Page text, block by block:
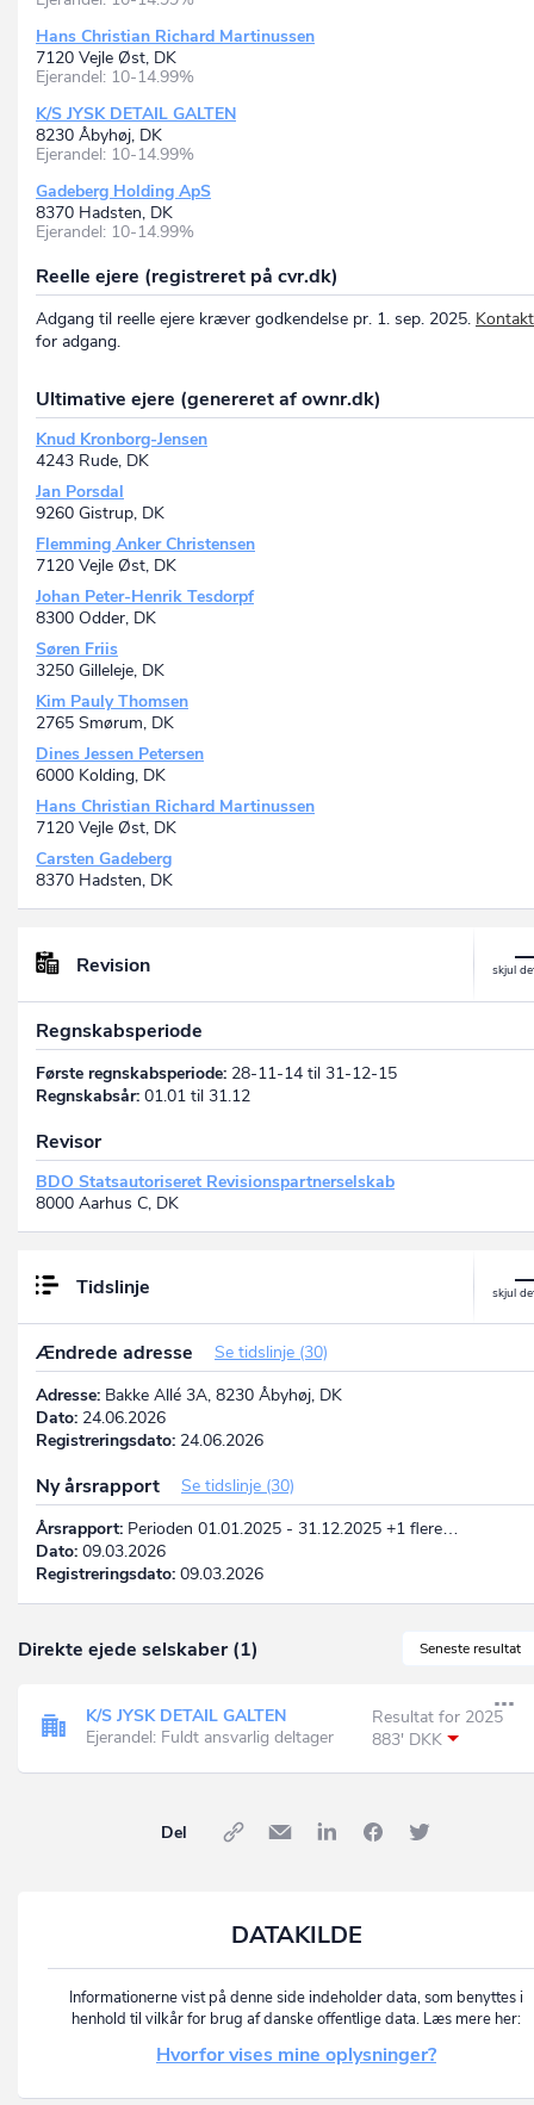
Hans Christian Richard Martinussen
7120 Vejle Øst, DK
Ejerandel: 10-14.99%
K/S JYSK DETAIL GALTEN
8230 Åbyhøj, DK
Ejerandel: 10-14.99%
Gadeberg Holding ApS
8370 Hadsten, DK
Ejerandel: 10-14.99%
Reelle ejere (registreret på cvr.dk)
Adgang til reelle ejere kræver godkendelse pr. 1. sep. 2025.
for adgang.
Ultimative ejere (genereret af ownr.dk)
Knud Kronborg-Jensen
4243 Rude, DK
Jan Porsdal
9260 Gistrup, DK
Flemming Anker Christensen
7120 Vejle Øst, DK
Johan Peter-Henrik Tesdorpf
8300 Odder, DK
Søren Friis
3250 Gilleleje, DK
Kim Pauly Thomsen
2765 Smørum, DK
Dines Jessen Petersen
6000 Kolding, DK
Hans Christian Richard Martinussen
7120 Vejle Øst, DK
Carsten Gadeberg
8370 Hadsten, DK
Revision
Regnskabsperiode
Første regnskabsperiode: 28-11-14 til 31-12-15
Regnskabsår: 01.01 til 31.12
Revisor
BDO Statsautoriseret Revisionspartnerselskab
8000 Aarhus C, DK
Tidslinje
Ændrede adresse
Se tidslinje (30)
Adresse: Bakke Allé 3A, 8230 Åbyhøj, DK
Dato: 24.06.2026
Registreringsdato: 24.06.2026
Ny årsrapport
Se tidslinje (30)
Årsrapport: Perioden 01.01.2025 - 31.12.2025 +1 flere…
Dato: 09.03.2026
Registreringsdato: 09.03.2026
Seneste resultat
Direkte ejede selskaber (1)
K/S JYSK DETAIL GALTEN
Ejerandel: Fuldt ansvarlig deltager
Resultat for 2025
883' DKK
Del
DATAKILDE
Informationerne vist på denne side indeholder data, som benyttes i
henhold til vilkår for brug af danske offentlige data. Læs mere her:
Hvorfor vises mine oplysninger?